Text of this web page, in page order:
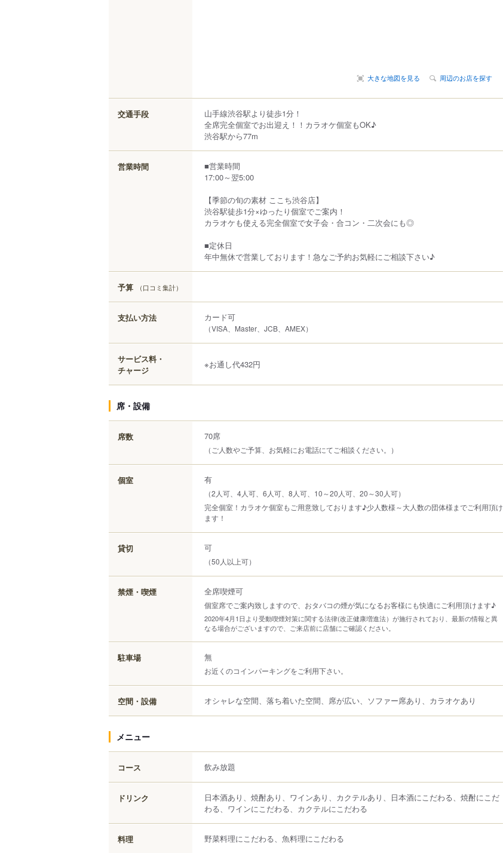
大きな地図を見る 周辺のお店を探す
交通手段
山手線渋谷駅より徒歩1分！
全席完全個室でお出迎え！！カラオケ個室もOK♪
渋谷駅から77m
営業時間
■営業時間
17:00～翌5:00
【季節の旬の素材 ここち渋谷店】
渋谷駅徒歩1分×ゆったり個室でご案内！
カラオケも使える完全個室で女子会・合コン・二次会にも◎
■定休日
年中無休で営業しております！急なご予約お気軽にご相談下さい♪
予算 （口コミ集計）
支払い方法 カード可
（VISA、Master、JCB、AMEX）
サービス料・
チャージ
※お通し代432円
席・設備
席数 70席
（ご人数やご予算、お気軽にお電話にてご相談ください。）
個室 有
（2人可、4人可、6人可、8人可、10～20人可、20～30人可）
完全個室！カラオケ個室もご用意致しております♪少人数様～大人数の団体様までご利用頂け
ます！
貸切 可
（50人以上可）
禁煙・喫煙 全席喫煙可
個室席でご案内致しますので、おタバコの煙が気になるお客様にも快適にご利用頂けます♪
2020年4月1日より受動喫煙対策に関する法律(改正健康増進法）が施行されており、最新の情報と異
なる場合がございますので、ご来店前に店舗にご確認ください。
駐車場 無
お近くのコインパーキングをご利用下さい。
空間・設備 オシャレな空間、落ち着いた空間、席が広い、ソファー席あり、カラオケあり
メニュー
コース 飲み放題
ドリンク
日本酒あり、焼酎あり、ワインあり、カクテルあり、日本酒にこだわる、焼酎にこだ
わる、ワインにこだわる、カクテルにこだわる
料理 野菜料理にこだわる、魚料理にこだわる